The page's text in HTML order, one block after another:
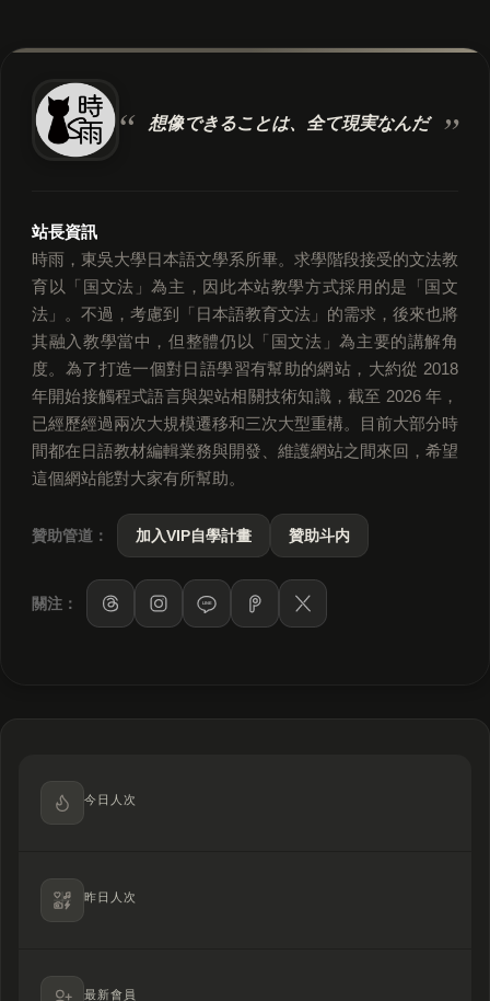
想像できることは、 全て現実なんだ
站長資訊
時雨，東吳大學日本語文學系所畢。求學階段接受的文法教
育以「国文法」為主，因此本站教學方式採用的是「国文
法」。不過，考慮到「日本語教育文法」的需求，後來也將
其融入教學當中，但整體仍以「国文法」為主要的講解角
度。為了打造一個對日語學習有幫助的網站，大約從 2018
年開始接觸程式語言與架站相關技術知識，截至 2026 年，
已經歷經過兩次大規模遷移和三次大型重構。目前大部分時
間都在日語教材編輯業務與開發、維護網站之間來回，希望
這個網站能對大家有所幫助。
贊助管道： 加入VIP自學計畫 贊助斗内
關注： LINE
今日人次
昨日人次
最新會員